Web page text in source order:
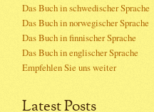
Das Buch in schwedischer Sprache
Das Buch in norwegischer Sprache
Das Buch in finnischer Sprache
Das Buch in englischer Sprache
Empfehlen Sie uns weiter
Latest Posts